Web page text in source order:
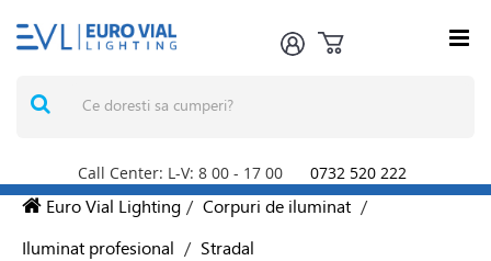
Call Center: L-V: 8 00 - 17 00 0732 520 222
Euro Vial Lighting / Corpuri de iluminat /
Iluminat profesional / Stradal